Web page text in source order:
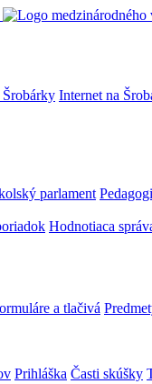
Šrobárky Internet na
parlament
Hodnotiaca
a tlačivá
Prihláška Časti skúšky